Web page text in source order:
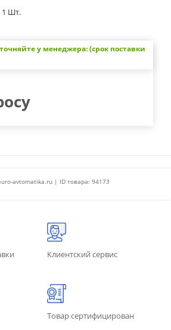
1 Шт.
у менеджера: (срок поставки
avtomatika.ru | ID товара: 94173
Клиентский сервис
Товар сертифицирован